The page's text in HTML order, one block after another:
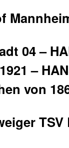
04 –
–
von